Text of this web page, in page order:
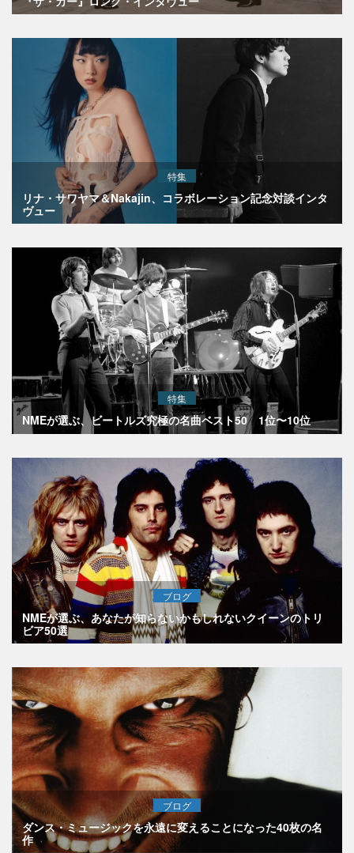
特集
リナ・サワヤマ＆Nakajin、コラボレーション記念対談インタ
ヴュー
特集
NMEが選ぶ、ビートルズ究極の名曲ベスト50 1位〜10位
ブログ
NMEが選ぶ、あなたが知らないかもしれないクイーンのトリ
ビア50選
ブログ
ダンス・ミュージックを永遠に変えることになった40枚の名
作